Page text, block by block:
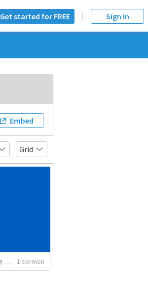
Get started for FREE Sign in
Embed
Grid
ED-Catecismo da nova cidade P.44 e P.45 1 sermon